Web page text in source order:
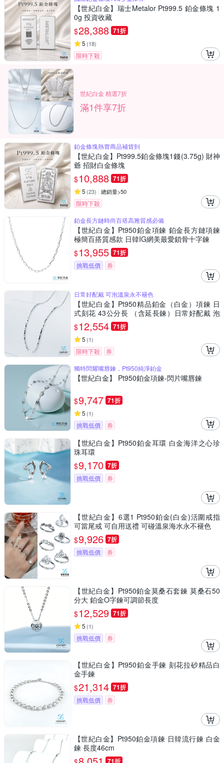
【世紀白金】瑞士Metalor Pt999.5 鉑金條塊 1
0g 投資收藏
$28,388 71折
5 (18)
限時下殺
世紀白金 精選7折
滿1件享7折
鉑金條塊熱賣商品補貨到
【世紀白金】Pt999.5鉑金條塊1錢(3.75g) 財神
爺 招財白金條塊
$10,888 71折
5 (23) 總銷量>50
限時下殺
鉑金長方鏈時尚百搭高雅質感必備
【世紀白金】Pt950鉑金項鍊 鉑金長方鏈項鍊
極簡百搭質感款 日韓IG網美最愛鎖骨十字鍊
$13,955 71折
挑戰低價 券
日常好配戴 可泡溫泉永不褪色
【世紀白金】Pt950精品鉑金（白金）項鍊 日
式刻花 43公分長 （含延長鍊）日常好配戴 泡
溫泉永不褪色 稀有白金永恆純淨
$12,554 71折
5 (1)
限時下殺
券
獨特閃耀嘴唇鍊，Pt950純淨鉑金
【世紀白金】 Pt950鉑金項鍊-閃片嘴唇鍊
$9,747 71折
5 (1)
挑戰低價 券
【世紀白金】Pt950鉑金耳環 白金海洋之心珍
珠耳環
$9,170 7折
挑戰低價 券
【世紀白金】6選1 Pt950鉑金(白金)活圍戒指
可當尾戒 可自用送禮 可碰溫泉海水永不褪色
$9,926 7折
挑戰低價 券
【世紀白金】Pt950鉑金莫桑石套鍊 莫桑石50
分大 鉑金O字鍊可調節長度
$12,529 71折
5 (1)
挑戰低價 券
【世紀白金】Pt950鉑金手鍊 刻花拉砂精品白
金手鍊
$21,314 71折
挑戰低價 券
【世紀白金】Pt950鉑金項鍊 日韓流行鍊 白金
鍊 長度46cm
71折